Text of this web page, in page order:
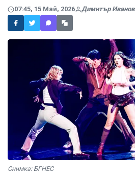
07:45, 15 Май, 2026 Димитър Иванов
Снимка: БГНЕС